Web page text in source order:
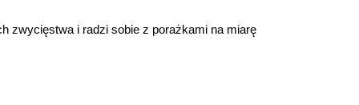
zwycięstwa i radzi sobie z porażkami na miarę